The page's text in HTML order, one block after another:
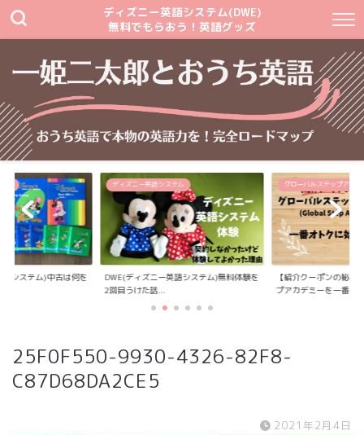
ディズニー英語システム(DWE)
無料でもらおう！英語グッズ
システム)中古は何を
ディズニー英語システム
DWE(ディズニー英語システム)無料体験を
2回目うけた話...
グローバルステップアカデ
【紹介クーポンの秘密
プアカデミーを一番...
25F0F550-9930-4326-82F8-
C87D68DA2CE5
2021年2月4日